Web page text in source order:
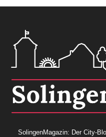
SolingenMagazin: Der City-